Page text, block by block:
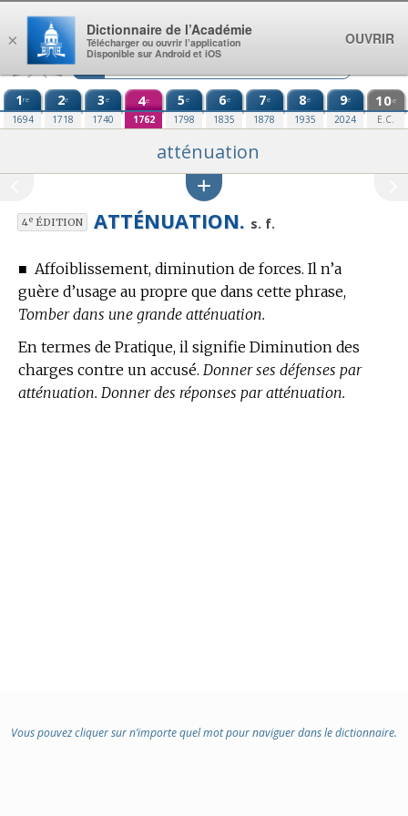
Aller au contenu
1re
1694
2e
1718
3e
1740
4e
1762
5e
1798
6e
1835
7e
1878
8e
1935
9e
2024
10e
E.C.
atténuation
4eÉDITION ATTÉNUATION. s. f.
■ Affoiblissement, diminution de forces. Il n’a
guère d’usage au propre que dans cette phrase,
Tomber dans une grande atténuation.
En termes de Pratique, il signifie Diminution des
charges contre un accusé. Donner ses défenses par
atténuation. Donner des réponses par atténuation.
Vous pouvez cliquer sur n’importe quel mot pour naviguer dans le dictionnaire.
×
Dictionnaire de l’Académie
Télécharger ou ouvrir l’application
Disponible sur Android et iOS
OUVRIR